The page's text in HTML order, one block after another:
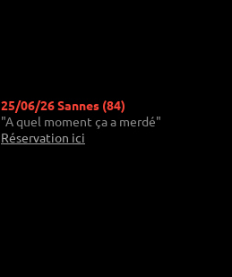
25/06/26 Sannes (84)
"A quel moment ça a merdé"
Réservation ici